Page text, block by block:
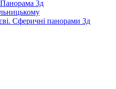
3д
Сферичні панорами 3д